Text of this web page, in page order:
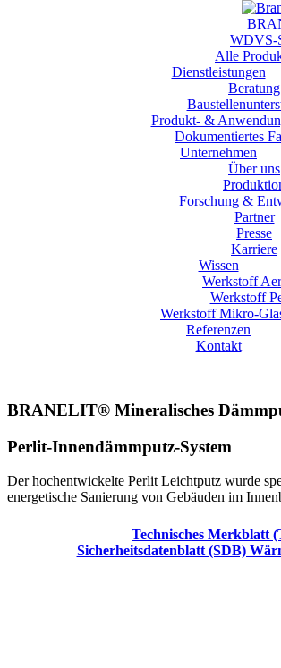
WDVS-
Alle
Dienstleistungen
Beratung
Produkt- &
Dokumentiertes
Unternehmen
Über uns
Forschung &
Partner
Presse
Karriere
Wissen
Werkstoff
Werkstoff
Werkstoff Mikro-
Referenzen
Kontakt
BRANELIT® Mineralisches
Perlit-Innendämmputz-System
Der hochentwickelte Perlit Leichtputz wurde
energetische Sanierung von Gebäuden im
Technisches Merkblatt
Sicherheitsdatenblatt (SDB)